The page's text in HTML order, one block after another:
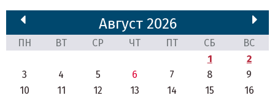
Август 2026
ПН ВТ СР ЧТ ПТ СБ
ВС
1
2
3
4 5 6 7 8
9
10
11 12 13 14 15
16